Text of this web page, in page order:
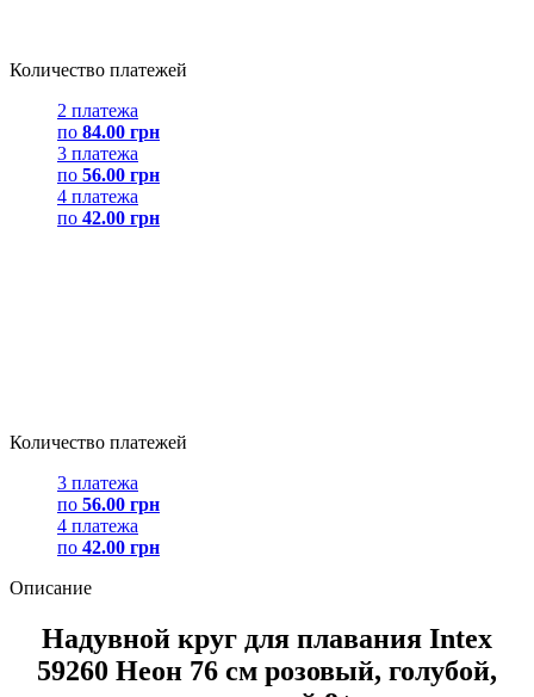
Количество платежей
2 платежа
по 84.00 грн
3 платежа
по 56.00 грн
4 платежа
по 42.00 грн
Количество платежей
3 платежа
по 56.00 грн
4 платежа
по 42.00 грн
Описание
Надувной круг для плавания Intex
59260 Неон 76 см розовый, голубой,